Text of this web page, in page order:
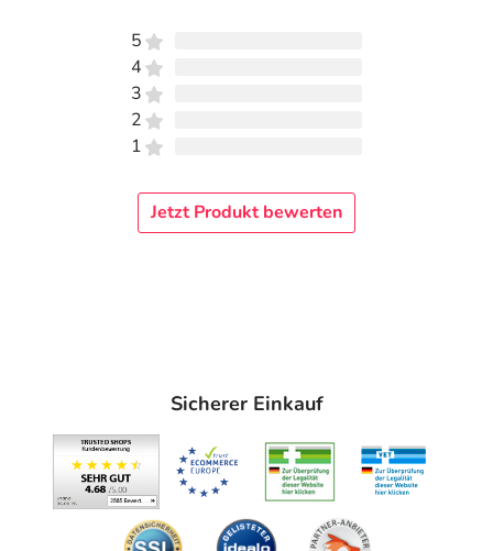
5
4
3
2
1
Jetzt Produkt bewerten
Sicherer Einkauf